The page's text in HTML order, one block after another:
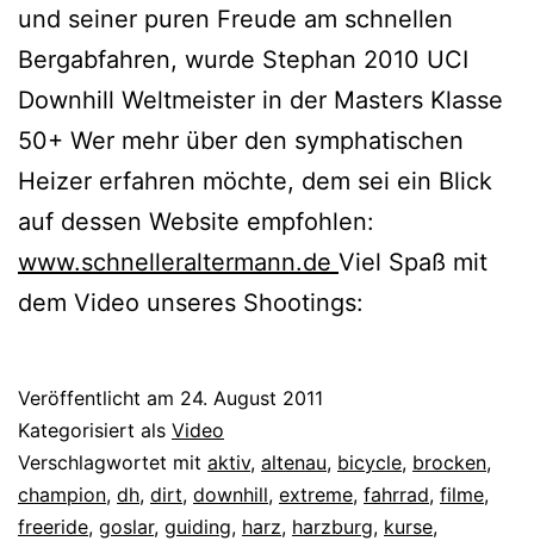
und seiner puren Freude am schnellen
Bergabfahren, wurde Stephan 2010 UCI
Downhill Weltmeister in der Masters Klasse
50+ Wer mehr über den symphatischen
Heizer erfahren möchte, dem sei ein Blick
auf dessen Website empfohlen:
www.schnelleraltermann.de Viel Spaß mit
dem Video unseres Shootings:
Veröffentlicht am 24. August 2011
Kategorisiert als Video
Verschlagwortet mit aktiv, altenau, bicycle, brocken,
champion, dh, dirt, downhill, extreme, fahrrad, filme,
freeride, goslar, guiding, harz, harzburg, kurse,